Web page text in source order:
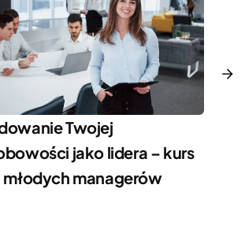
Twojej
jako lidera – kurs
młodych managerów